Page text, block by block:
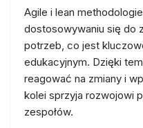
Agile i lean
dostosowywaniu się do
potrzeb, co jest
edukacyjnym. Dzięki
reagować na zmiany i
kolei sprzyja rozwojowi
zespołów.